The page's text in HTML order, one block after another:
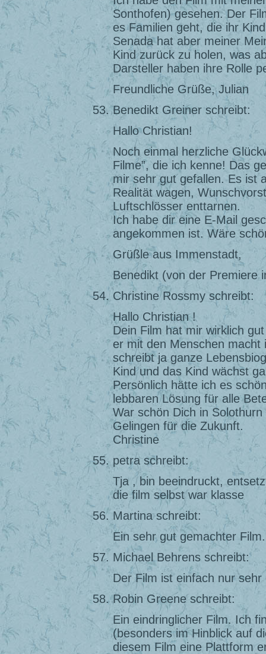
Sonthofen) gesehen. Der
es Familien geht, die ihr
Senada hat aber meiner
Kind zurück zu holen, was
Darsteller haben ihre Rolle
Freundliche Grüße, Julian
Benedikt Greiner schreibt:
Hallo Christian!
Noch einmal herzliche
Filme”, die ich kenne! Das
mir sehr gut gefallen. Es ist
Realität wagen,
Luftschlösser enttarnen.
Ich habe dir eine E-Mail
angekommen ist. Wäre
Grüßle aus Immenstadt,
Benedikt (von der Premiere
Christine Rossmy schreibt:
Hallo Christian !
Dein Film hat mir wirklich
er mit den Menschen
schreibt ja ganze
Kind und das Kind wächst
Persönlich hätte ich es
lebbaren Lösung für alle
War schön Dich in
Gelingen für die Zukunft.
Christine
petra schreibt:
Tja , bin beeindruckt,
die film selbst war klasse
Martina schreibt:
Ein sehr gut gemachter Film.
Michael Behrens schreibt:
Der Film ist einfach nur
Robin Greene schreibt:
Ein eindringlicher Film. Ich
(besonders im Hinblick auf
diesem Film eine Plattform